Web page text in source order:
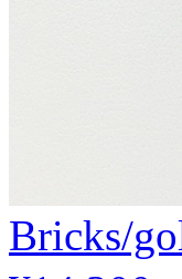
Bricks/